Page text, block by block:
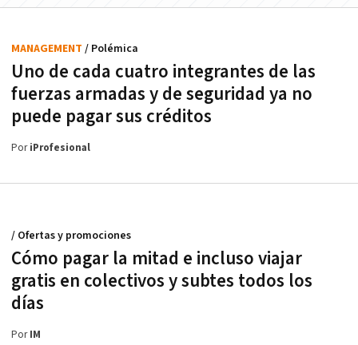
Uno de cada cuatro integrantes de las
fuerzas armadas y de seguridad ya no
puede pagar sus créditos
MANAGEMENT / Polémica
PoriProfesional
Cómo pagar la mitad e incluso viajar
gratis en colectivos y subtes todos los
días
/ Ofertas y promociones
PorIM